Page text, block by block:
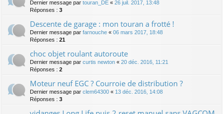
Dernier message par touran_DE « 26 juil. 2017, 13:48
Réponses : 3
Descente de garage : mon touran a frotté !
Dernier message par farnouche « 06 mars 2017, 18:48
Réponses : 21
choc objet roulant autoroute
Dernier message par curtis newton « 20 déc. 2016, 11:21
Réponses : 2
Moteur neuf EGC ? Courroie de distribution ?
Dernier message par clem64300 « 13 déc. 2016, 14:08
Réponses : 3